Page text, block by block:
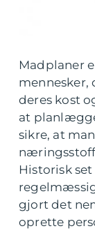
Madplaner
mennesker,
deres kost
at
sikre, at
Historisk
gjort det
oprette